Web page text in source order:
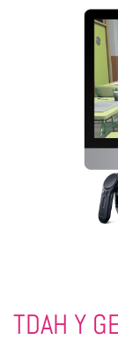
TDAH Y